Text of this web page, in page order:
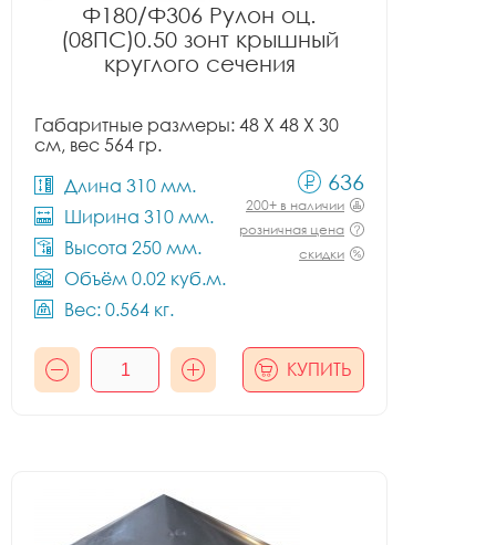
Ф180/Ф306 Рулон оц.
(08ПС)0.50 зонт крышный
круглого сечения
Габаритные размеры: 48 X 48 X 30
см, вес 564 гр.
Длина 310 мм.
Ширина 310 мм.
Высота 250 мм.
Объём 0.02 куб.м.
Вес: 0.564 кг.
636
200+ в наличии
розничная цена
скидки
КУПИТЬ